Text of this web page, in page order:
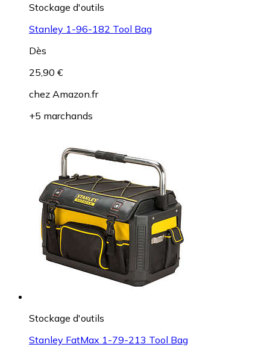
Stockage d'outils
Stanley 1-96-182 Tool Bag
Dès
25,90 €
chez Amazon.fr
+5 marchands
Stockage d'outils
Stanley FatMax 1-79-213 Tool Bag